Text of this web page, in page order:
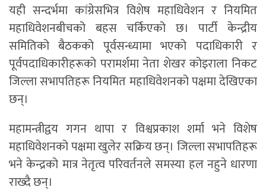
यही सन्दर्भमा कांग्रेसभित्र विशेष महाधिवेशन र नियमित
महाधिवेशनबीचको बहस चर्किएको छ। पार्टी केन्द्रीय
समितिको बैठकको पूर्वसन्ध्यामा भएको पदाधिकारी र
पूर्वपदाधिकारीहरूको परामर्शमा नेता शेखर कोइराला निकट
जिल्ला सभापतिहरू नियमित महाधिवेशनको पक्षमा देखिएका
छन्।
महामन्त्रीद्वय गगन थापा र विश्वप्रकाश शर्मा भने विशेष
महाधिवेशनको पक्षमा खुलेर सक्रिय छन्। जिल्ला सभापतिहरू
भने केन्द्रको मात्र नेतृत्व परिवर्तनले समस्या हल नहुने धारणा
राख्दै छन्।